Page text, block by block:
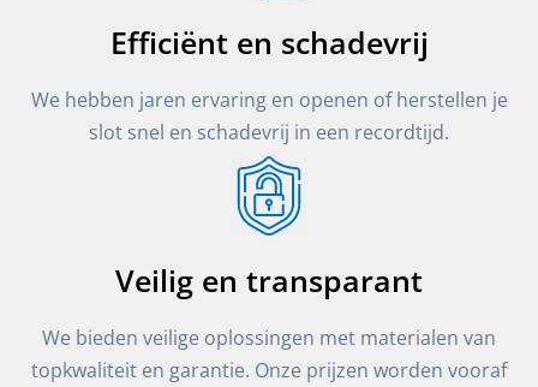
Efficiënt en schadevrij
We hebben jaren ervaring en openen of herstellen je
slot snel en schadevrij in een recordtijd.
Veilig en transparant
We bieden veilige oplossingen met materialen van
topkwaliteit en garantie. Onze prijzen worden vooraf